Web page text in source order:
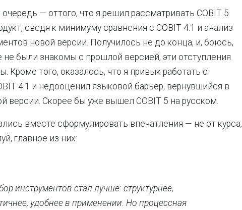
— оттого, что я решил рассматривать COBIT 5
сведя к минимуму сравнения с COBIT 4.1 и анализ
новой версии. Получилось не до конца, и, боюсь,
были знакомы с прошлой версией, эти отступления
Кроме того, оказалось, что я привык работать с
4.1 и недооценил языковой барьер, вернувшийся в
версии. Скорее бы уже вышел COBIT 5 на русском.
вместе сформулировать впечатления — не от курса,
главное из них:
инструментов стал лучше: структурнее,
удобнее в применении. Но процессная